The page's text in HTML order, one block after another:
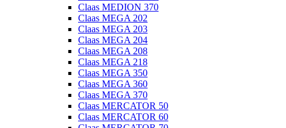
Claas MEDION 370
Claas MEGA 202
Claas MEGA 203
Claas MEGA 204
Claas MEGA 208
Claas MEGA 218
Claas MEGA 350
Claas MEGA 360
Claas MEGA 370
Claas MERCATOR 50
Claas MERCATOR 60